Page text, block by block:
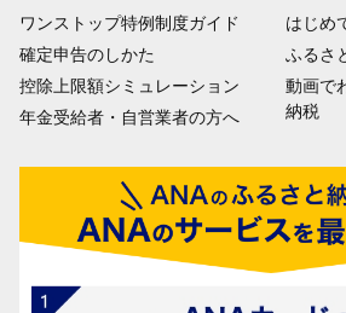
ワンストップ特例制度ガイド
確定申告のしかた
控除上限額シミュレーション
年金受給者・自営業者の方へ
はじめ
ふるさ
動画で
納税